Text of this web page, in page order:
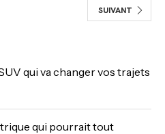
SUIVANT
qui va changer vos trajets
qui pourrait tout